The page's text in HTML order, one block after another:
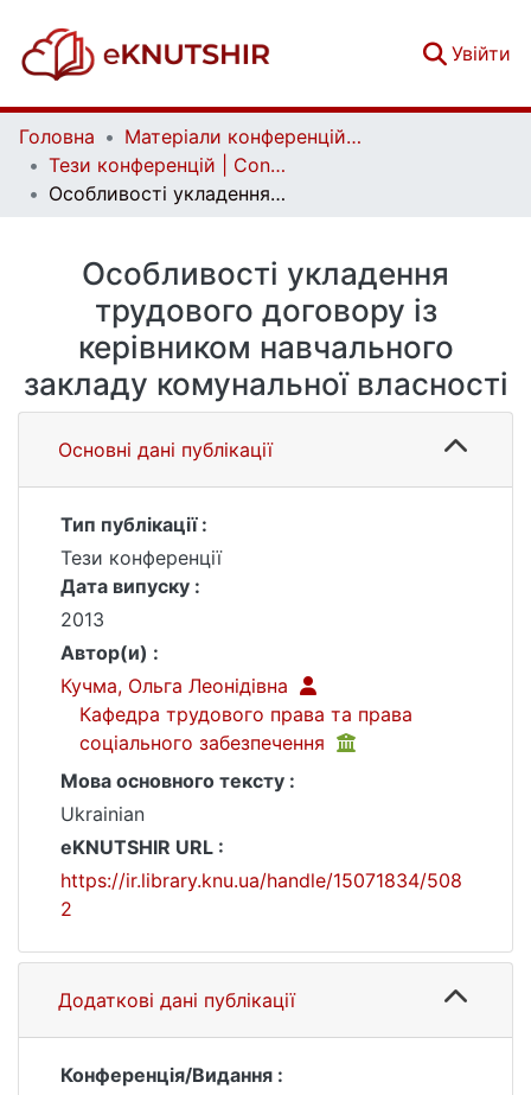
Увійти
Головна
Матеріали конференцій | Conference materials
Тези конференцій | Conference papers
Особливості укладення трудового договору із керівником навчального закладу комунальної власності
Особливості укладення
трудового договору із
керівником навчального
закладу комунальної власності
Основні дані публікації
Тип публікації :
Тези конференції
Дата випуску :
2013
Автор(и) :
Кучма, Ольга Леонідівна
Кафедра трудового права та права
соціального забезпечення
Мова основного тексту :
Ukrainian
eKNUTSHIR URL :
https://ir.library.knu.ua/handle/15071834/508
2
Додаткові дані публікації
Конференція/Видання :